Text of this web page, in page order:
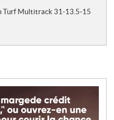
Turf Multitrack 31-13.5-15